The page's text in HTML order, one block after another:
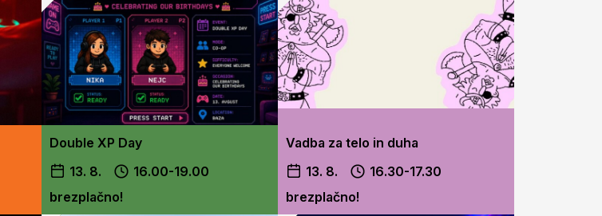
Double XP Day
13. 8.
16.00-19.00
brezplačno!
Vadba za telo in duha
13. 8.
16.30-17.30
brezplačno!